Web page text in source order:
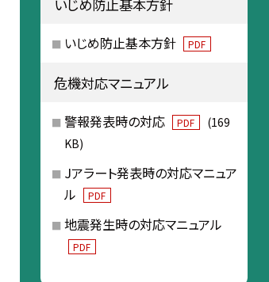
いじめ防止基本方針
いじめ防止基本方針 PDF
危機対応マニュアル
警報発表時の対応 PDF
(169
KB)
Jアラート発表時の対応マニュア
ル
PDF
地震発生時の対応マニュアル
PDF